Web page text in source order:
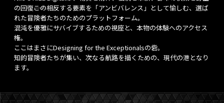
の回復――この相反する要素を「アンビバレンス」として愉しむ、選ば
れた冒険者たちのためのプラットフォーム。
混沌を優雅にサバイブするための視座と、本物の体験へのアクセス
権。
ここはまさにDesigning for the Exceptionalsの砦。
知的冒険者たちが集い、次なる航路を描くための、現代の港となり
ます。